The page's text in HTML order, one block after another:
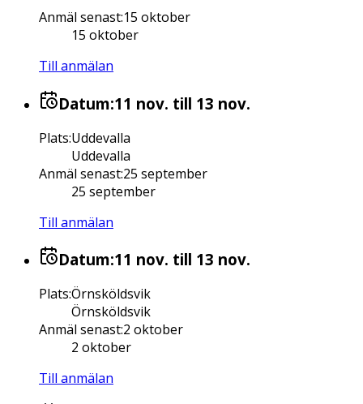
Anmäl senast:15 oktober
15 oktober
Till anmälan
Datum:11 nov. till 13 nov.
Plats:Uddevalla
Uddevalla
Anmäl senast:25 september
25 september
Till anmälan
Datum:11 nov. till 13 nov.
Plats:Örnsköldsvik
Örnsköldsvik
Anmäl senast:2 oktober
2 oktober
Till anmälan